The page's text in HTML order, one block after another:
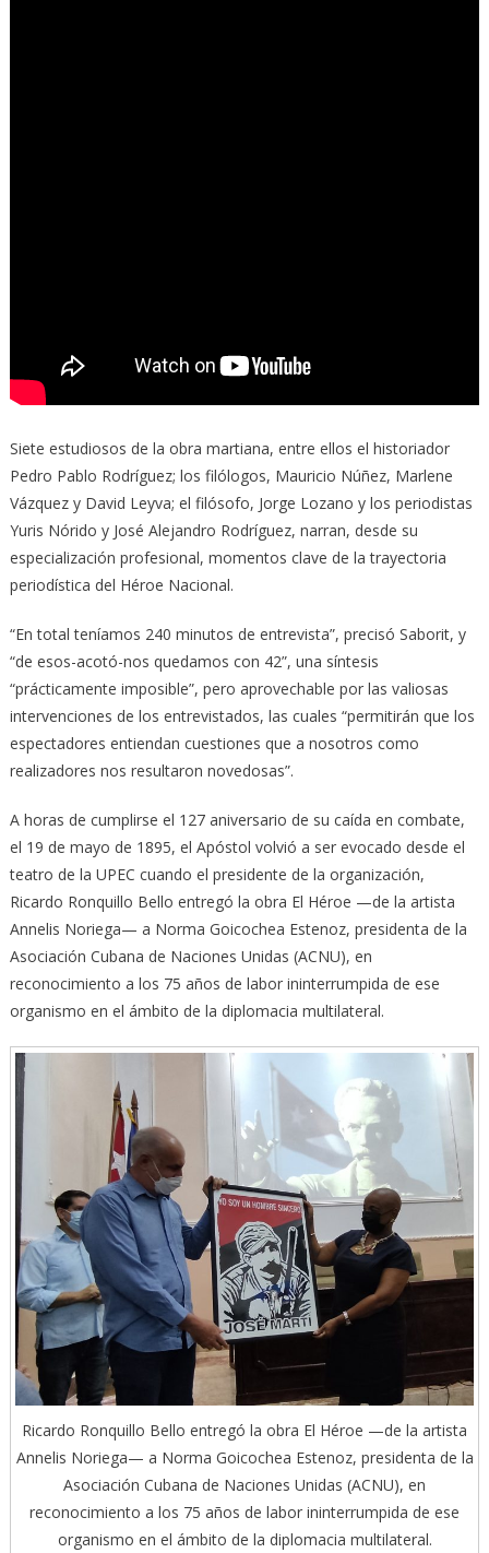
Siete estudiosos de la obra martiana, entre ellos el historiador
Pedro Pablo Rodríguez; los filólogos, Mauricio Núñez, Marlene
Vázquez y David Leyva; el filósofo, Jorge Lozano y los periodistas
Yuris Nórido y José Alejandro Rodríguez, narran, desde su
especialización profesional, momentos clave de la trayectoria
periodística del Héroe Nacional.
“En total teníamos 240 minutos de entrevista”, precisó Saborit, y
“de esos-acotó-nos quedamos con 42”, una síntesis
“prácticamente imposible”, pero aprovechable por las valiosas
intervenciones de los entrevistados, las cuales “permitirán que los
espectadores entiendan cuestiones que a nosotros como
realizadores nos resultaron novedosas”.
A horas de cumplirse el 127 aniversario de su caída en combate,
el 19 de mayo de 1895, el Apóstol volvió a ser evocado desde el
teatro de la UPEC cuando el presidente de la organización,
Ricardo Ronquillo Bello entregó la obra El Héroe —de la artista
Annelis Noriega— a Norma Goicochea Estenoz, presidenta de la
Asociación Cubana de Naciones Unidas (ACNU), en
reconocimiento a los 75 años de labor ininterrumpida de ese
organismo en el ámbito de la diplomacia multilateral.
Ricardo Ronquillo Bello entregó la obra El Héroe —de la artista
Annelis Noriega— a Norma Goicochea Estenoz, presidenta de la
Asociación Cubana de Naciones Unidas (ACNU), en
reconocimiento a los 75 años de labor ininterrumpida de ese
organismo en el ámbito de la diplomacia multilateral.